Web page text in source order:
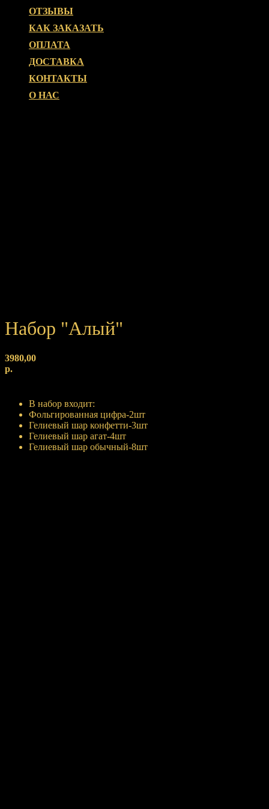
ОТЗЫВЫ
КАК ЗАКАЗАТЬ
ОПЛАТА
ДОСТАВКА
КОНТАКТЫ
О НАС
Набор "Алый"
3980,00
р.
В набор входит:
Фольгированная цифра-2шт
Гелиевый шар конфетти-3шт
Гелиевый шар агат-4шт
Гелиевый шар обычный-8шт